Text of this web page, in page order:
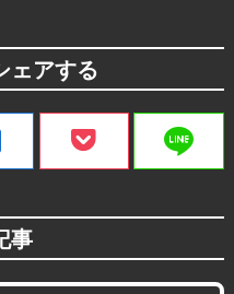
ェアする
line
事